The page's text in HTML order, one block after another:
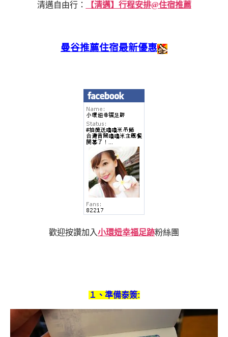
清邁自由行： 【清邁】行程安排@住宿推薦
曼谷推薦住宿最新優惠
歡迎按讚加入小環妞幸福足跡粉絲團
１、準備泰簽: